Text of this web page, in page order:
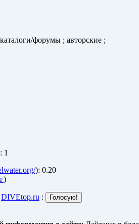
форумы ; авторские ;
1
): 0.20
)
DIVEtop.ru :